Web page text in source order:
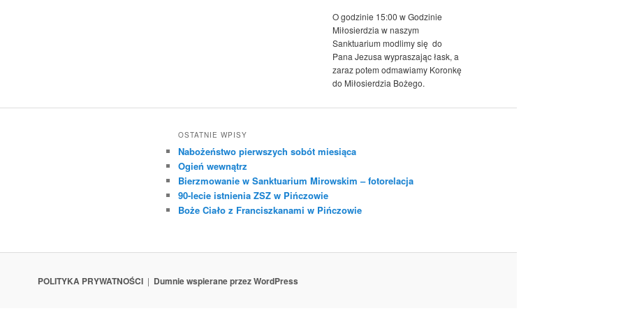
O godzinie 15:00 w Godzinie
Miłosierdzia w naszym
Sanktuarium modlimy się do
Pana Jezusa wypraszając łask, a
zaraz potem odmawiamy Koronkę
do Miłosierdzia Bożego.
OSTATNIE WPISY
Nabożeństwo pierwszych sobót miesiąca
Ogień wewnątrz
Bierzmowanie w Sanktuarium Mirowskim – fotorelacja
90-lecie istnienia ZSZ w Pińczowie
Boże Ciało z Franciszkanami w Pińczowie
POLITYKA PRYWATNOŚCI Dumnie wspierane przez WordPress